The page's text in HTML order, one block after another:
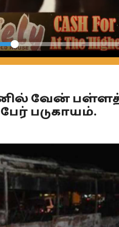
Seek
வேன்
பேர் படுகாயம்.